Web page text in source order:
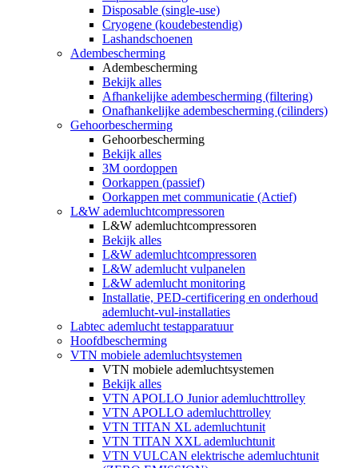
Disposable (single-use)
Cryogene (koudebestendig)
Lashandschoenen
Adembescherming
Adembescherming
Bekijk alles
Afhankelijke adembescherming (filtering)
Onafhankelijke adembescherming (cilinders)
Gehoorbescherming
Gehoorbescherming
Bekijk alles
3M oordoppen
Oorkappen (passief)
Oorkappen met communicatie (Actief)
L&W ademluchtcompressoren
L&W ademluchtcompressoren
Bekijk alles
L&W ademluchtcompressoren
L&W ademlucht vulpanelen
L&W ademlucht monitoring
Installatie, PED-certificering en onderhoud
ademlucht-vul-installaties
Labtec ademlucht testapparatuur
Hoofdbescherming
VTN mobiele ademluchtsystemen
VTN mobiele ademluchtsystemen
Bekijk alles
VTN APOLLO Junior ademluchttrolley
VTN APOLLO ademluchttrolley
VTN TITAN XL ademluchtunit
VTN TITAN XXL ademluchtunit
VTN VULCAN elektrische ademluchtunit